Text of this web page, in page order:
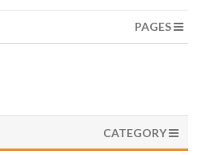
CATEGORY